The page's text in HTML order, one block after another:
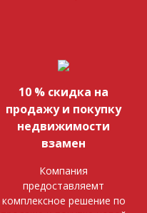
10 % скидка на
продажу и покупку
недвижимости
взамен
Компания
предоставляемт
комплексное решение по